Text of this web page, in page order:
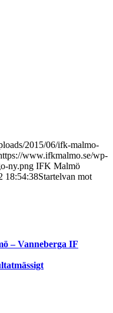
2015/06/ifk-malmo-
www.ifkmalmo.se/wp-
ny.png IFK Malmö
18:54:38Startelvan mot
– Vanneberga IF